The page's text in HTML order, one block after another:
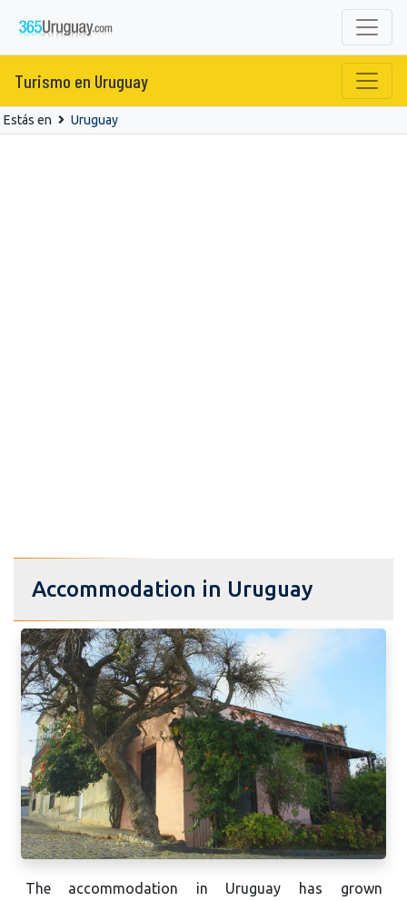
Turismo en Uruguay
Estás en Uruguay
Accommodation in Uruguay
The accommodation in Uruguay has grown